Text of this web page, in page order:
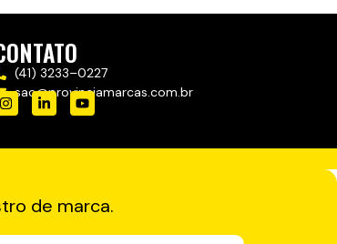
(41) 3233–0227
sac@provinciamarcas.com.br
de marca.